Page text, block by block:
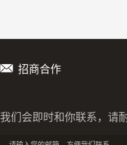
招商合作
我们会即时和你联系，请